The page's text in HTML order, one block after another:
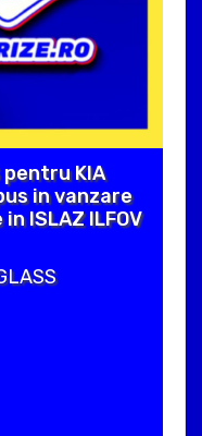
pentru KIA
in vanzare
ISLAZ ILFOV